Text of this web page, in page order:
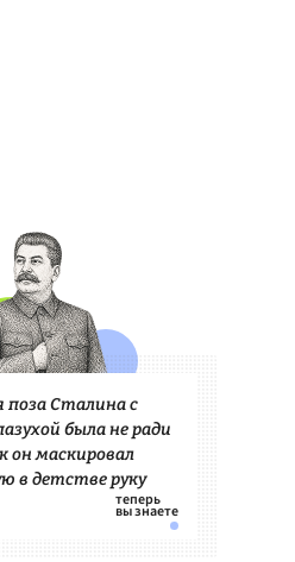
Сталина с
была не ради
он маскировал
в детстве руку